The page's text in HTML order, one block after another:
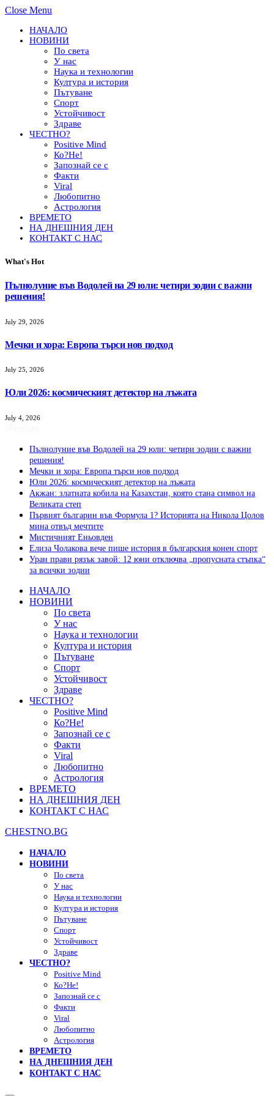
Close Menu
НАЧАЛО
НОВИНИ
По света
У нас
Наука и технологии
Култура и история
Пътуване
Спорт
Устойчивост
Здраве
ЧЕСТНО?
Positive Mind
Ко?Не!
Запознай се с
Факти
Viral
Любопитно
Астрология
ВРЕМЕТО
НА ДНЕШНИЯ ДЕН
КОНТАКТ С НАС
What's Hot
Пълнолуние във Водолей на 29 юли: четири зодии с важни
решения!
July 29, 2026
Мечки и хора: Европа търси нов подход
July 25, 2026
Юли 2026: космическият детектор на лъжата
July 4, 2026
Пълнолуние във Водолей на 29 юли: четири зодии с важни
решения!
Мечки и хора: Европа търси нов подход
Юли 2026: космическият детектор на лъжата
Акжан: златната кобила на Казахстан, която стана символ на
Великата степ
Първият българин във Формула 1? Историята на Никола Цолов
мина отвъд мечтите
Мистичният Eньовден
Елиза Чолакова вече пише история в българския конен спорт
Уран прави рязък завой: 12 юни отключва „пропусната стъпка“
за всички зодии
НАЧАЛО
НОВИНИ
По света
У нас
Наука и технологии
Култура и история
Пътуване
Спорт
Устойчивост
Здраве
ЧЕСТНО?
Positive Mind
Ко?Не!
Запознай се с
Факти
Viral
Любопитно
Астрология
ВРЕМЕТО
НА ДНЕШНИЯ ДЕН
КОНТАКТ С НАС
CHESTNO.BG
НАЧАЛО
НОВИНИ
По света
У нас
Наука и технологии
Култура и история
Пътуване
Спорт
Устойчивост
Здраве
ЧЕСТНО?
Positive Mind
Ко?Не!
Запознай се с
Факти
Viral
Любопитно
Астрология
ВРЕМЕТО
НА ДНЕШНИЯ ДЕН
КОНТАКТ С НАС